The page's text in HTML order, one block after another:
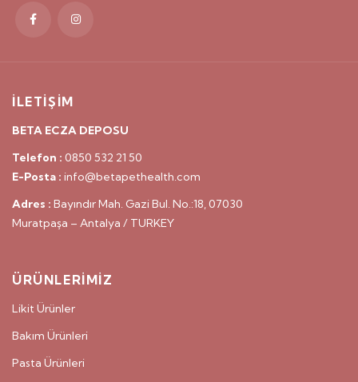
İLETİŞİM
BETA ECZA DEPOSU
Telefon : 0850 532 21 50
E-Posta : info@betapethealth.com
Adres : Bayındır Mah. Gazi Bul. No.:18, 07030
Muratpaşa – Antalya / TURKEY
ÜRÜNLERİMİZ
Likit Ürünler
Bakım Ürünleri
Pasta Ürünleri